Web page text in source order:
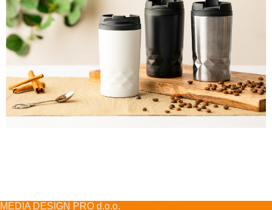
MEDIA DESIGN PRO d.o.o.